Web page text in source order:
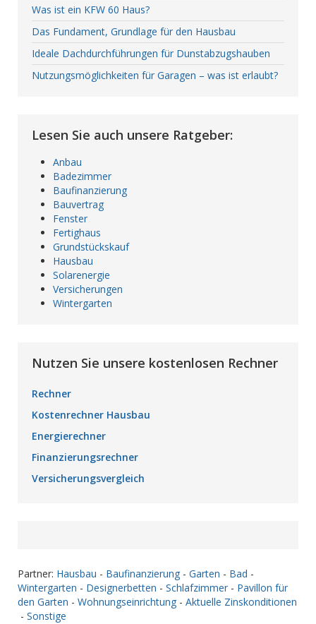
Was ist ein KFW 60 Haus?
Das Fundament, Grundlage für den Hausbau
Ideale Dachdurchführungen für Dunstabzugshauben
Nutzungsmöglichkeiten für Garagen – was ist erlaubt?
Lesen Sie auch unsere Ratgeber:
Anbau
Badezimmer
Baufinanzierung
Bauvertrag
Fenster
Fertighaus
Grundstückskauf
Hausbau
Solarenergie
Versicherungen
Wintergarten
Nutzen Sie unsere kostenlosen Rechner
Rechner
Kostenrechner Hausbau
Energierechner
Finanzierungsrechner
Versicherungsvergleich
Partner: Hausbau - Baufinanzierung - Garten - Bad -
Wintergarten - Designerbetten - Schlafzimmer - Pavillon für
den Garten - Wohnungseinrichtung - Aktuelle Zinskonditionen
- Sonstige